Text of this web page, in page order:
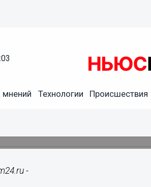
мнений Технологии Происшествия
и воды почти половину
-